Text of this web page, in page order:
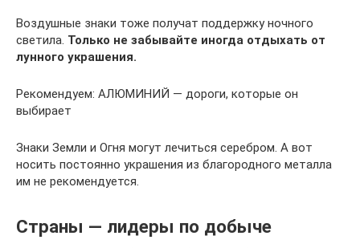
Воздушные знаки тоже получат поддержку ночного
светила. Только не забывайте иногда отдыхать от
лунного украшения.
Рекомендуем: АЛЮМИНИЙ — дороги, которые он
выбирает
Знаки Земли и Огня могут лечиться серебром. А вот
носить постоянно украшения из благородного металла
им не рекомендуется.
Страны — лидеры по добыче